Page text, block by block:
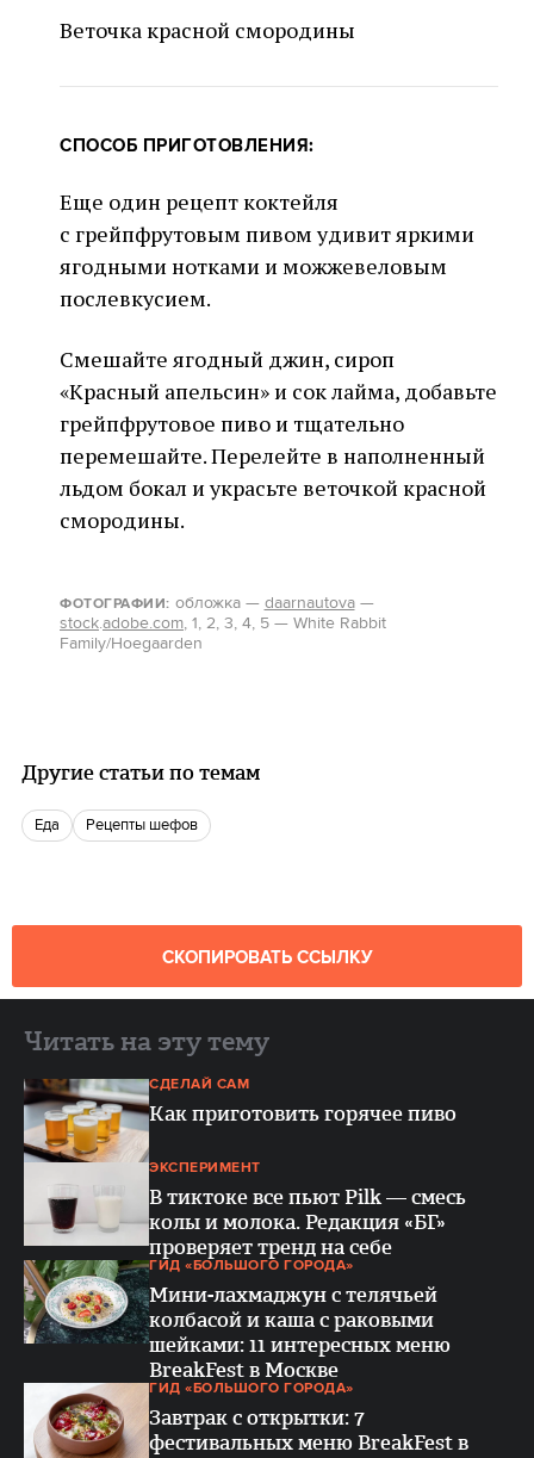
Веточка красной смородины
СПОСОБ ПРИГОТОВЛЕНИЯ:
Еще один рецепт коктейля
с грейпфрутовым пивом удивит яркими
ягодными нотками и можжевеловым
послевкусием.
Смешайте ягодный джин, сироп
«Красный апельсин» и сок лайма, добавьте
грейпфрутовое пиво и тщательно
перемешайте. Перелейте в наполненный
льдом бокал и украсьте веточкой красной
смородины.
ФОТОГРАФИИ: обложка — daarnautova—
stock.adobe.com, 1, 2, 3, 4, 5 — White Rabbit
Family/Hoegaarden
Другие статьи по темам
еда Рецепты шефов
СКОПИРОВАТЬ ССЫЛКУ
Читать на эту тему
СДЕЛАЙ САМ
Как приготовить горячее пиво
ЭКСПЕРИМЕНТ
В тиктоке все пьют Pilk — смесь
колы и молока. Редакция «БГ»
проверяет тренд на себе
ГИД «БОЛЬШОГО ГОРОДА»
Мини-лахмаджун с телячьей
колбасой и каша с раковыми
шейками: 11 интересных меню
BreakFest в Москве
ГИД «БОЛЬШОГО ГОРОДА»
Завтрак с открытки: 7
фестивальных меню BreakFest в